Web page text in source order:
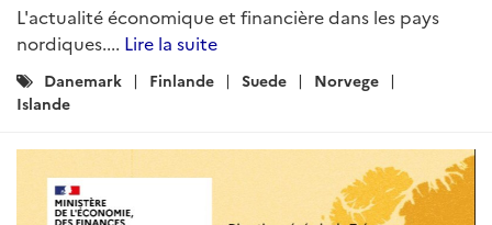
L'actualité économique et financière dans les pays
nordiques.... Lire la suite
Catégories
:
Danemark Finlande Suede
Norvege
Islande